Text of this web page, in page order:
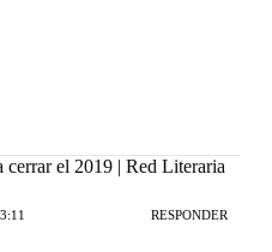
cerrar el 2019 | Red Literaria
RESPONDER